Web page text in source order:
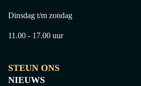
Dinsdag t/m zondag
11.00 - 17.00 uur
STEUN ONS
NIEUWS